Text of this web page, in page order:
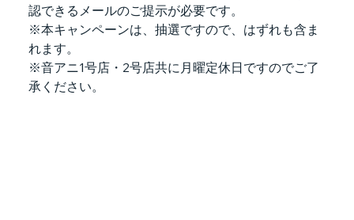
認できるメールのご提示が必要です。
※本キャンペーンは、抽選ですので、はずれも含ま
れます。
※音アニ1号店・2号店共に月曜定休日ですのでご了
承ください。